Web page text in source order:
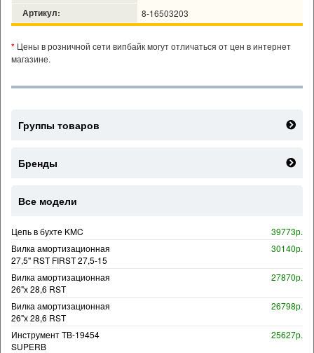
Артикул: 8-16503203
* Цены в розничной сети випбайк могут отличаться от цен в интернет
магазине.
Группы товаров
Бренды
Все модели
Цепь в бухте KMC
39773р.
Вилка амортизационная
27,5" RST FIRST 27,5-15
30140р.
Вилка амортизационная
26"х 28,6 RST
27870р.
Вилка амортизационная
26"х 28,6 RST
26798р.
Инструмент TB-19454
SUPERB
25627р.